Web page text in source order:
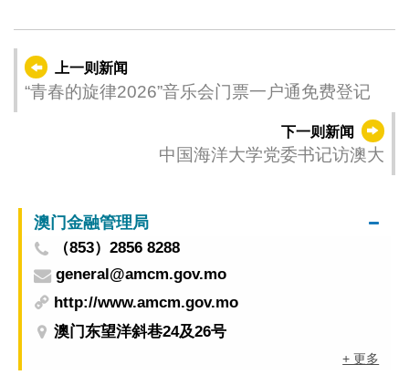
上一则新闻
“青春的旋律2026”音乐会门票一户通免费登记
下一则新闻
中国海洋大学党委书记访澳大
澳门金融管理局
（853）2856 8288
general@amcm.gov.mo
http://www.amcm.gov.mo
澳门东望洋斜巷24及26号
+ 更多